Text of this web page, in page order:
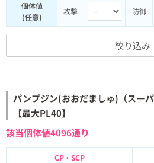
個体値
(任意)
攻撃 防御
絞り込み
パンプジン(おおだましゅ)（スー
【最大PL40】
該当個体値4096通り
CP・SCP